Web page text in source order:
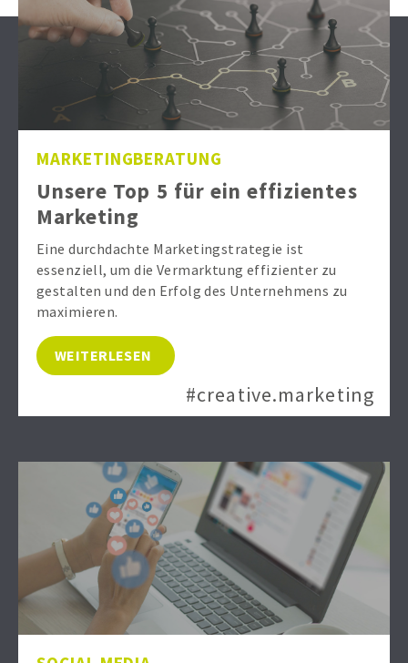
MARKETINGBERATUNG
Unsere Top 5 für ein effizientes
Marketing
Eine durchdachte Marketingstrategie ist
essenziell, um die Vermarktung effizienter zu
gestalten und den Erfolg des Unternehmens zu
maximieren.
WEITERLESEN
#creative.marketing